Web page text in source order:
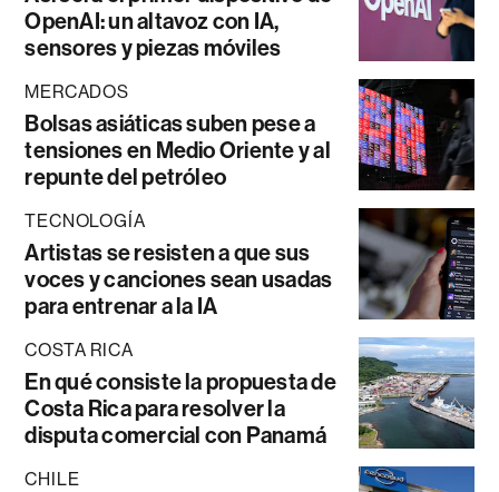
OpenAI: un altavoz con IA,
sensores y piezas móviles
MERCADOS
Bolsas asiáticas suben pese a
tensiones en Medio Oriente y al
repunte del petróleo
TECNOLOGÍA
Artistas se resisten a que sus
voces y canciones sean usadas
para entrenar a la IA
COSTA RICA
En qué consiste la propuesta de
Costa Rica para resolver la
disputa comercial con Panamá
CHILE